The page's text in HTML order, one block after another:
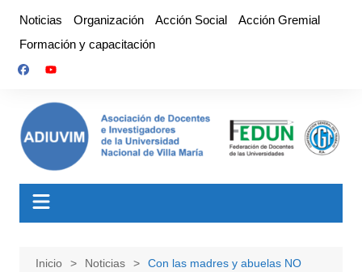
contenido
Noticias Organización Acción Social
Acción Gremial
Formación y capacitación
Inicio Noticias Con las madres y abuelas NO